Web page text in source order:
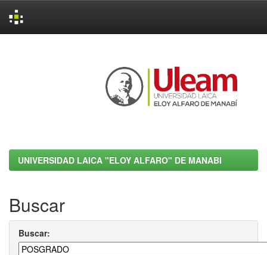
UNIVERSIDAD LAICA "ELOY ALFARO" DE MANABI
Buscar
Buscar: